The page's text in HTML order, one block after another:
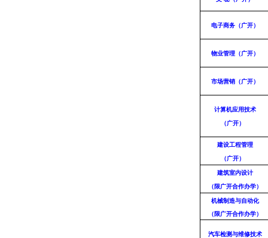
电子商务（广开）
物业管理（广开）
市场营销（广开）
计算机应用技术
（广开）
建设工程管理
（广开）
建筑室内设计
（限广开合作办学）
机械制造与自动化
（限广开合作办学）
汽车检测与维修技术